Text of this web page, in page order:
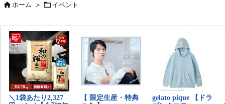
ホーム > イベント